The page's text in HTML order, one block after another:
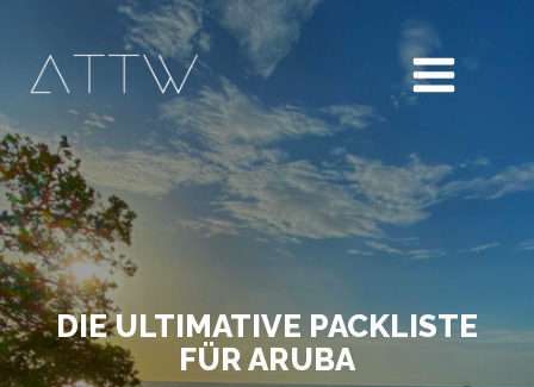
DIE ULTIMATIVE PACKLISTE
FÜR ARUBA